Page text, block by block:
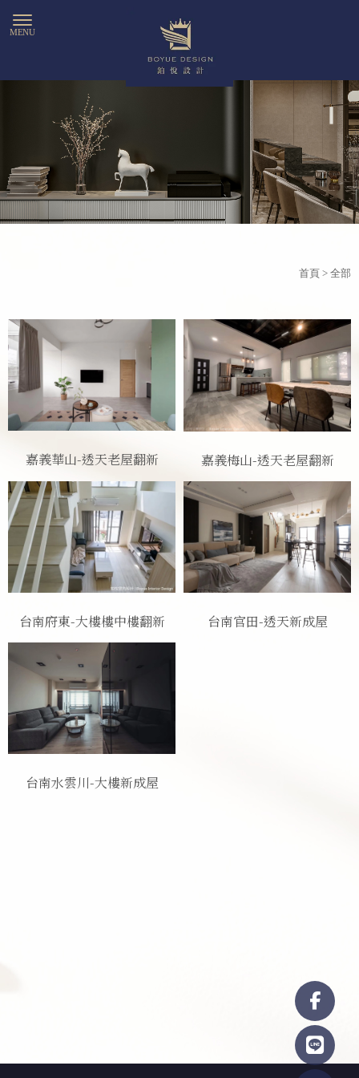
首頁 > 全部
嘉義華山-透天老屋翻新 嘉義梅山-透天老屋翻新
台南府東-大樓樓中樓翻新 台南官田-透天新成屋
台南水雲川-大樓新成屋